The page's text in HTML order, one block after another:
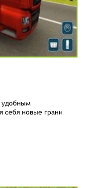
удобным
себя новые грани